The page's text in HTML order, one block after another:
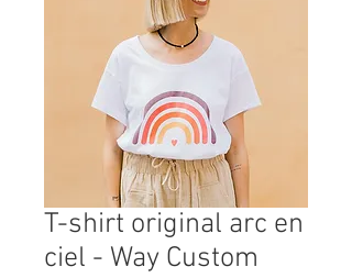
T-shirt original arc en
ciel - Way Custom